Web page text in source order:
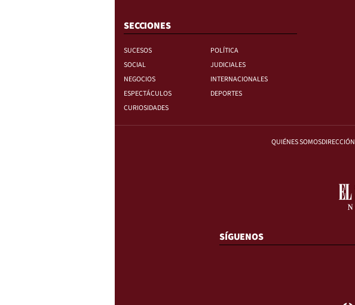
SECCIONES
SUCESOS
POLÍTICA
SOCIAL
JUDICIALES
NEGOCIOS
INTERNACIONALES
ESPECTÁCULOS
DEPORTES
CURIOSIDADES
QUIÉNES SOMOSDIRECCIÓN
SÍGUENOS